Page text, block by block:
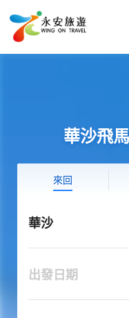
華沙飛
來回
華沙
出發日期